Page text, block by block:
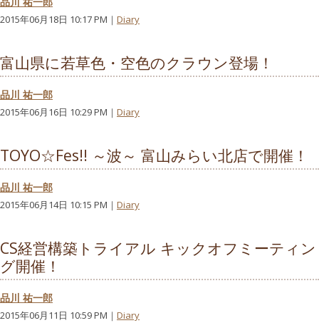
2015年06月18日 10:17 PM｜ Diary
富山県に若草色・空色のクラウン登場！
品川 祐一郎
2015年06月16日 10:29 PM｜ Diary
TOYO☆Fes!! ～波～ 富山みらい北店で開催！
品川 祐一郎
2015年06月14日 10:15 PM｜ Diary
CS経営構築トライアル キックオフミーティン
グ開催！
品川 祐一郎
2015年06月11日 10:59 PM｜ Diary